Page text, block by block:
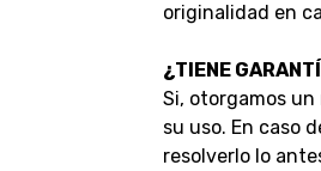
originalidad en
¿TIENE
Si, otorgamos
su uso. En caso
resolverlo lo